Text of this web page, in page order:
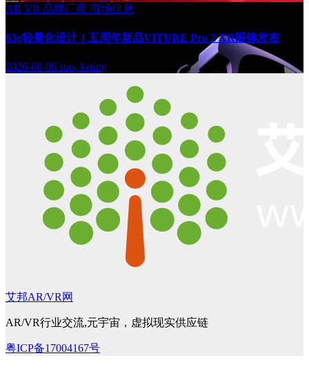
AR VR 品牌厂商 市场信息
63g轻量化设计！五周年新品VITURE Pro 2 XR眼镜发布
2026-08-06 sun, keting
艾邦AR/VR网
AR/VR行业交流,元宇宙，虚拟现实供应链
粤ICP备17004167号